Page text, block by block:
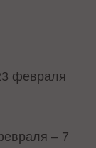
февраля
– 7